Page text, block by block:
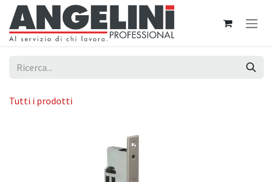
Passa al contenuto
Tutti i prodotti